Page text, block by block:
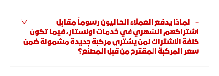
لماذا يدفع العملاء الحاليون رسوماً مقابل
اشتراكهم الشهري في خدمات اونستار، فيما تكون
كلفة الاشتراك لمن يشتري مركبة جديدة مشمولة ضمن
سعر المركبة المقترح من قبل المصنّع؟